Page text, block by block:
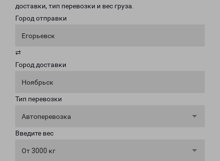
доставки, тип перевозки и вес груза.
Город отправки
Егорьевск
⇄
Город доставки
Ноябрьск
Тип перевозки
Автоперевозка
Введите вес
От 3000 кг